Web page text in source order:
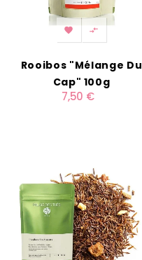
 
Rooibos "Mélange Du
Cap" 100g
7,50 €